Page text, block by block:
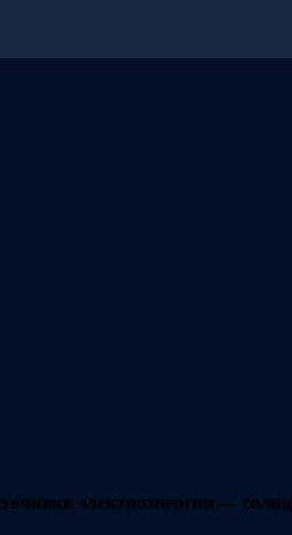
электроэнергии —